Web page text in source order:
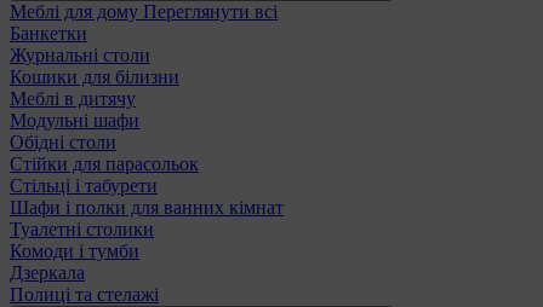
Меблі для дому Переглянути всі
Банкетки
Журнальні столи
Кошики для білизни
Меблі в дитячу
Модульні шафи
Обідні столи
Стійки для парасольок
Стільці і табурети
Шафи і полки для ванних кімнат
Туалетні столики
Комоди і тумби
Дзеркала
Полиці та стелажі